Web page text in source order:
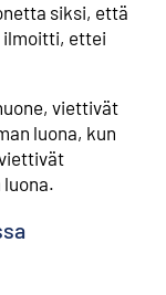
siksi, että
ilmoitti, ettei
viettivät
luona, kun